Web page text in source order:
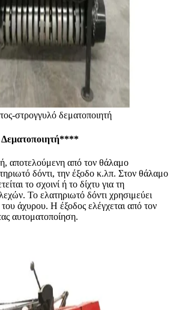
στρογγυλό δεματοποιητή
****
αποτελούμενη από τον θάλαμο
δόντι, την έξοδο κ.λπ. Στον θάλαμο
το σχοινί ή το δίχτυ για τη
Το ελατηριωτό δόντι χρησιμεύει
άχυρου. Η έξοδος ελέγχεται από τον
αυτοματοποίηση.